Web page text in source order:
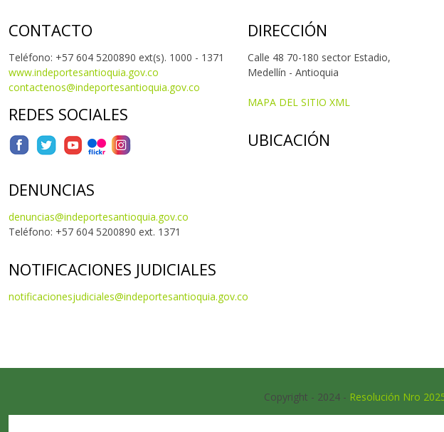
CONTACTO
Teléfono: +57 604 5200890 ext(s). 1000 - 1371
www.indeportesantioquia.gov.co
contactenos@indeportesantioquia.gov.co
REDES SOCIALES
DENUNCIAS
denuncias@indeportesantioquia.gov.co
Teléfono: +57 604 5200890 ext. 1371
NOTIFICACIONES JUDICIALES
notificacionesjudiciales@indeportesantioquia.gov.co
DIRECCIÓN
Calle 48 70-180 sector Estadio,
Medellín - Antioquia
MAPA DEL SITIO XML
UBICACIÓN
Copyright - 2024 - Resolución Nro